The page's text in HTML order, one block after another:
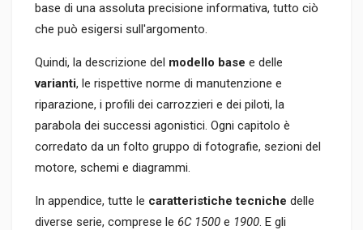
base di una assoluta precisione informativa, tutto ciò
che può esigersi sull'argomento.
Quindi, la descrizione del modello base e delle
varianti, le rispettive norme di manutenzione e
riparazione, i profili dei carrozzieri e dei piloti, la
parabola dei successi agonistici. Ogni capitolo è
corredato da un folto gruppo di fotografie, sezioni del
motore, schemi e diagrammi.
In appendice, tutte le caratteristiche tecniche delle
diverse serie, comprese le 6C 1500 e 1900. E gli